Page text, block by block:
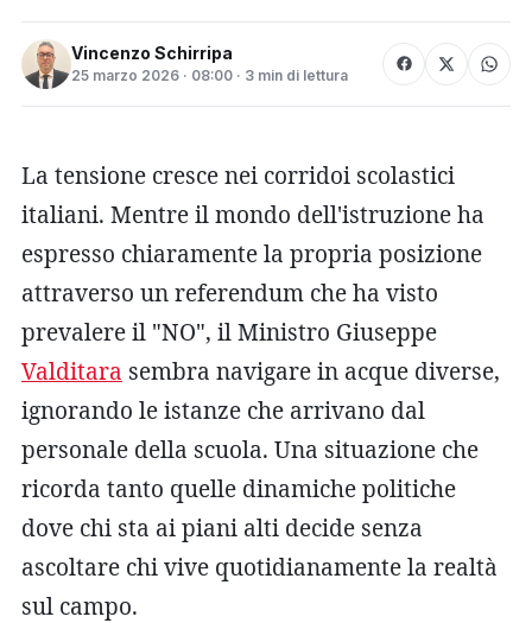
Vincenzo Schirripa
25 marzo 2026 · 08:00 · 3 min di lettura
La tensione cresce nei corridoi scolastici
italiani. Mentre il mondo dell'istruzione ha
espresso chiaramente la propria posizione
attraverso un referendum che ha visto
prevalere il "NO", il Ministro Giuseppe
Valditara sembra navigare in acque diverse,
ignorando le istanze che arrivano dal
personale della scuola. Una situazione che
ricorda tanto quelle dinamiche politiche
dove chi sta ai piani alti decide senza
ascoltare chi vive quotidianamente la realtà
sul campo.